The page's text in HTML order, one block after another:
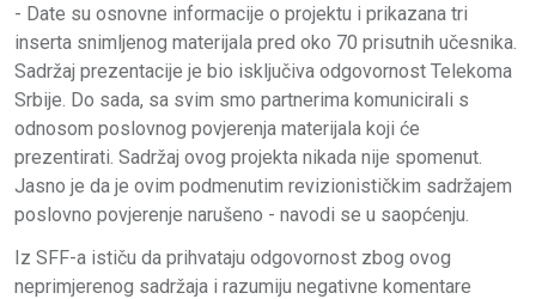
- Date su osnovne informacije o projektu i prikazana tri
inserta snimljenog materijala pred oko 70 prisutnih učesnika.
Sadržaj prezentacije je bio isključiva odgovornost Telekoma
Srbije. Do sada, sa svim smo partnerima komunicirali s
odnosom poslovnog povjerenja materijala koji će
prezentirati. Sadržaj ovog projekta nikada nije spomenut.
Jasno je da je ovim podmenutim revizionističkim sadržajem
poslovno povjerenje narušeno - navodi se u saopćenju.
Iz SFF-a ističu da prihvataju odgovornost zbog ovog
neprimjerenog sadržaja i razumiju negativne komentare